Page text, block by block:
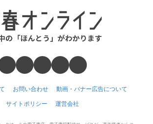
お問い合わせ 動画・バナー広告について
サイトポリシー 運営会社